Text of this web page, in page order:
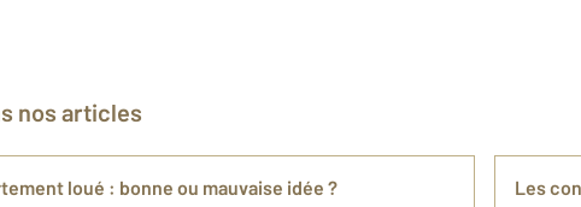
nos articles
loué : bonne ou mauvaise idée ? Les